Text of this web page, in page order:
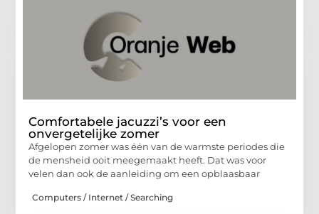
Comfortabele jacuzzi’s voor een
onvergetelijke zomer
Afgelopen zomer was één van de warmste periodes die
de mensheid ooit meegemaakt heeft. Dat was voor
velen dan ook de aanleiding om een opblaasbaar
Computers / Internet / Searching